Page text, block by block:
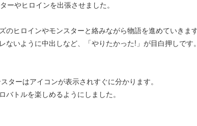
ーやヒロインを出張させました。
ヒロインやモンスターと絡みながら物語を進めていきます
いように中出しなど、「やりたかった!」が目白押しです。
ーはアイコンが表示されすぐに分かります。
トルを楽しめるようにしました。